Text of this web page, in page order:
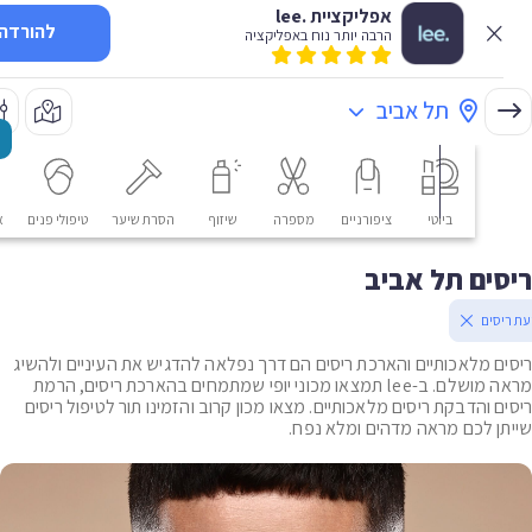
אפליקציית .lee
הרבה יותר נוח באפליקציה להורדה
תל אביב
ציפורניים מספרה שיזוף הסרת שיער טיפולי פנים
תל אביב
מלאכותיים והארכת ריסים הם דרך נפלאה להדגיש את העיניים ולהשיג
מראה מושלם. ב-lee תמצאו מכוני יופי שמתמחים בהארכת ריסים, הרמת
והדבקת ריסים מלאכותיים. מצאו מכון קרוב והזמינו תור לטיפול ריסים
לכם מראה מדהים ומלא נפח.